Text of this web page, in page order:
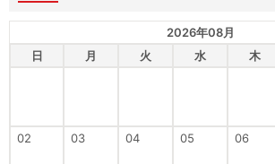
2026年08月
日
月 火 水 木
02 03 04 05 06